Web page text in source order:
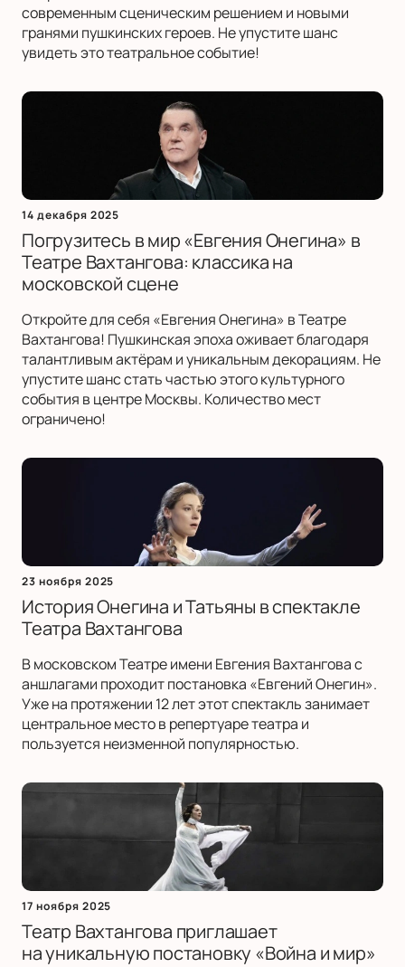
современным сценическим решением и новыми
гранями пушкинских героев. Не упустите шанс
увидеть это театральное событие!
14 декабря 2025
Погрузитесь в мир «Евгения Онегина» в
Театре Вахтангова: классика на
московской сцене
Откройте для себя «Евгения Онегина» в Театре
Вахтангова! Пушкинская эпоха оживает благодаря
талантливым актёрам и уникальным декорациям. Не
упустите шанс стать частью этого культурного
события в центре Москвы. Количество мест
ограничено!
23 ноября 2025
История Онегина и Татьяны в спектакле
Театра Вахтангова
В московском Театре имени Евгения Вахтангова с
аншлагами проходит постановка «Евгений Онегин».
Уже на протяжении 12 лет этот спектакль занимает
центральное место в репертуаре театра и
пользуется неизменной популярностью.
17 ноября 2025
Театр Вахтангова приглашает
на уникальную постановку «Война и мир»